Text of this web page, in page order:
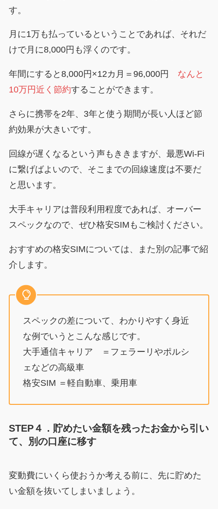
す。
月に1万も払っているということであれば、それだ
けで月に8,000円も浮くのです。
年間にすると8,000円×12カ月＝96,000円 なんと
10万円近く節約することができます。
さらに携帯を2年、3年と使う期間が長い人ほど節
約効果が大きいです。
回線が遅くなるという声もききますが、最悪Wi-Fi
に繋げばよいので、そこまでの回線速度は不要だ
と思います。
大手キャリアは普段利用程度であれば、オーバー
スペックなので、ぜひ格安SIMもご検討ください。
おすすめの格安SIMについては、また別の記事で紹
介します。
スペックの差について、わかりやすく身近
な例でいうとこんな感じです。
大手通信キャリア ＝フェラーリやポルシ
ェなどの高級車
格安SIM ＝軽自動車、乗用車
STEP４．貯めたい金額を残ったお金から引い
て、別の口座に移す
変動費にいくら使おうか考える前に、先に貯めた
い金額を抜いてしまいましょう。